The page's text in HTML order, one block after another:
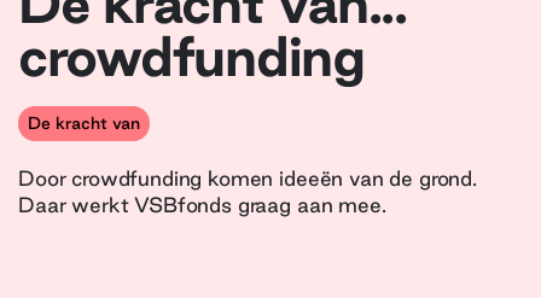
crowdfunding
De kracht van
Door crowdfunding komen ideeën van de grond.
Daar werkt VSBfonds graag aan mee.